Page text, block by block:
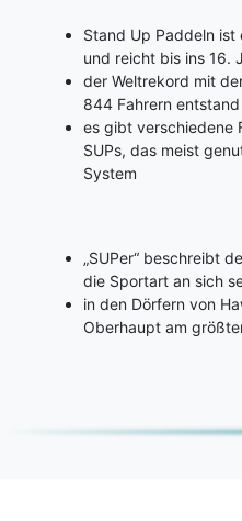
Stand Up Paddeln
und reicht bis ins 16.
der Weltrekord mit
844 Fahrern
es gibt verschiedene
SUPs, das meist
System
„SUPer“ beschreibt
die Sportart an sich
in den Dörfern von
Oberhaupt am